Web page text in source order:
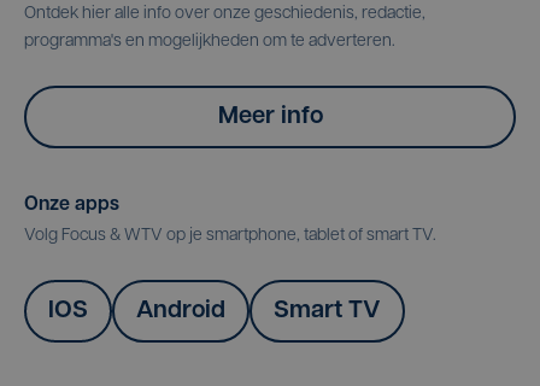
Ontdek hier alle info over onze geschiedenis, redactie,
programma's en mogelijkheden om te adverteren.
Meer info
Onze apps
Volg Focus & WTV op je smartphone, tablet of smart TV.
IOS Android Smart TV